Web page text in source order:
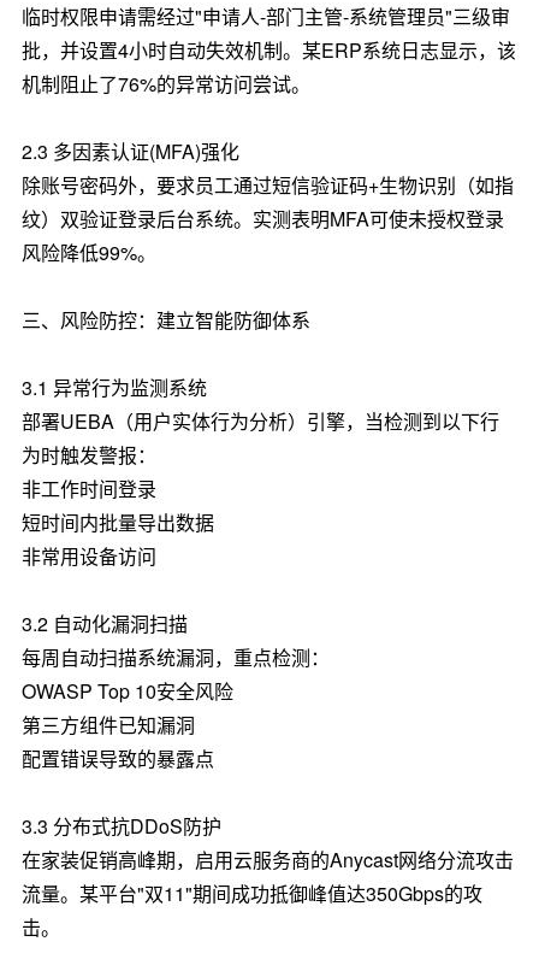
临时权限申请需经过"申请人-部门主管-系统管理员"三级审
批，并设置4小时自动失效机制。某ERP系统日志显示，该
机制阻止了76%的异常访问尝试。
2.3 多因素认证(MFA)强化
除账号密码外，要求员工通过短信验证码+生物识别（如指
纹）双验证登录后台系统。实测表明MFA可使未授权登录
风险降低99%。
三、风险防控：建立智能防御体系
3.1 异常行为监测系统
部署UEBA（用户实体行为分析）引擎，当检测到以下行
为时触发警报：
非工作时间登录
短时间内批量导出数据
非常用设备访问
3.2 自动化漏洞扫描
每周自动扫描系统漏洞，重点检测：
OWASP Top 10安全风险
第三方组件已知漏洞
配置错误导致的暴露点
3.3 分布式抗DDoS防护
在家装促销高峰期，启用云服务商的Anycast网络分流攻击
流量。某平台"双11"期间成功抵御峰值达350Gbps的攻
击。